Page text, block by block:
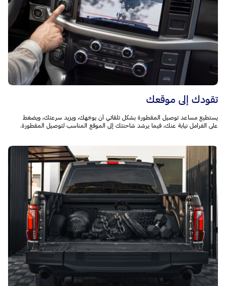
تقودك إلى موقعك
يستطيع مساعد توصيل المقطورة بشكل تلقائي أن يوجّهك، ويزيد سرعتك، ويضغط
على الفرامل نيابة عنك، فيما يرشد شاحنتك إلى الموقع المناسب لتوصيل المقطورة.